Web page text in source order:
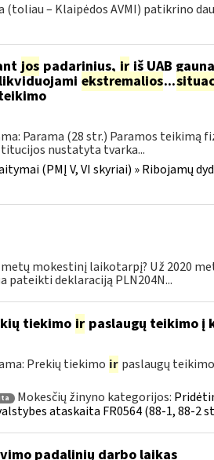
(toliau – Klaipėdos AVMI) patikrino
jos padarinius,iriš UAB
ekstremalios...
Parama (28 str.) Paramos teikimą
nustatyta tvarka...
(PMĮ V, VI skyriai) » Ribojamų
metų mokestinį laikotarpį? Už 2020
pateikti deklaraciją PLN204N...
tiekimo irpaslaugų teikimo į
Prekių tiekimo ir paslaugų
Mokesčių žinyno kategorijos:
ataskaita FR0564 (88-1, 88-2
padalinių darbo laikas